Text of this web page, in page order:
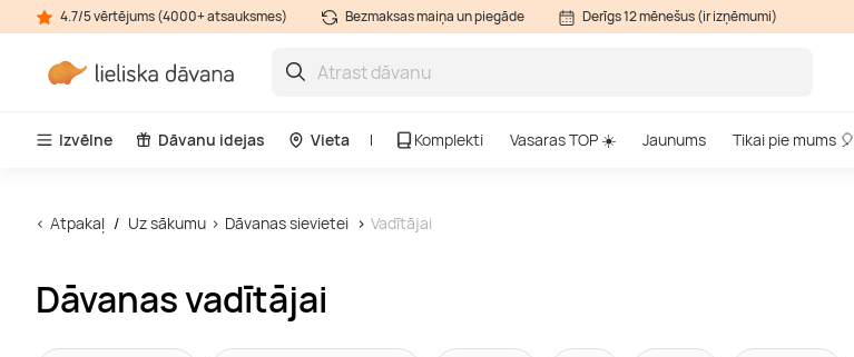
4.7/5 vērtējums (4000+ atsauksmes) Bezmaksas maiņa un piegāde Derīgs 12 mēnešus (ir izņēmumi)
Izvēlne Dāvanu idejas Vieta Komplekti Vasaras TOP ☀️ Jaunums Tikai pie mums 🎈
Atpakaļ Uz sākumu Dāvanas sievietei Vadītājai
Dāvanas vadītājai